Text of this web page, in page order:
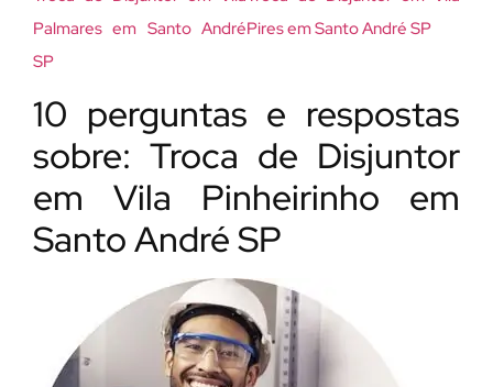
Palmares em Santo André
SP
Pires em Santo André SP
10 perguntas e respostas
sobre: Troca de Disjuntor
em Vila Pinheirinho em
Santo André SP